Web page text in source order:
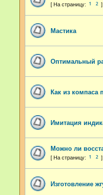
1 2
Мастика
Оптимальный
Как из компаса
Имитация
Можно ли
1 2
Изготовление